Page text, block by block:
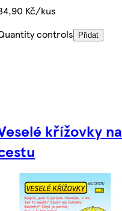
Kč/kus
controls
Přidat
křížovky na